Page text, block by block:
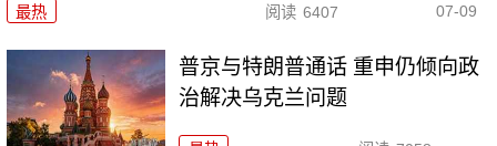
最热 阅读 6407 07-09
普京与特朗普通话 重申仍倾向政
治解决乌克兰问题